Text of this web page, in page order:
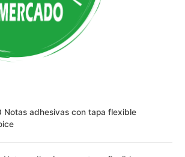
Notas adhesivas con tapa flexible